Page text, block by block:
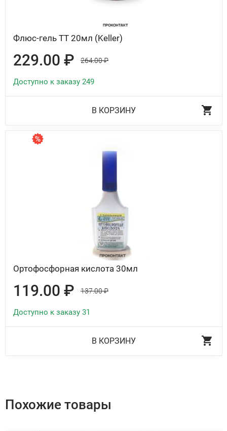
Флюс-гель ТТ 20мл (Keller)
229.00 ₽ 264.00 ₽
Доступно к заказу 249
В КОРЗИНУ
Ортофосфорная кислота 30мл
119.00 ₽ 137.00 ₽
Доступно к заказу 31
В КОРЗИНУ
Похожие товары